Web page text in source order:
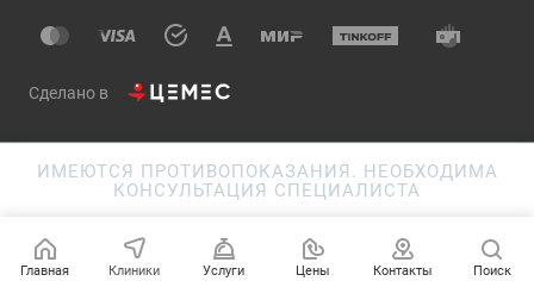
Сделано в
ИМЕЮТСЯ ПРОТИВОПОКАЗАНИЯ. НЕОБХОДИМА
КОНСУЛЬТАЦИЯ СПЕЦИАЛИСТА
Главная Клиники Услуги Цены Контакты Поиск